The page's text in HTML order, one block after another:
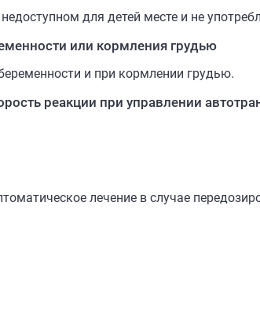
для детей месте и не
или кормления грудью
и при кормлении грудью.
реакции при управлении
лечение в случае